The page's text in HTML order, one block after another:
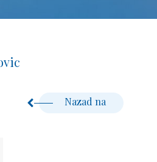
Nazad na